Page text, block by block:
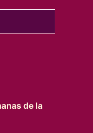
de la